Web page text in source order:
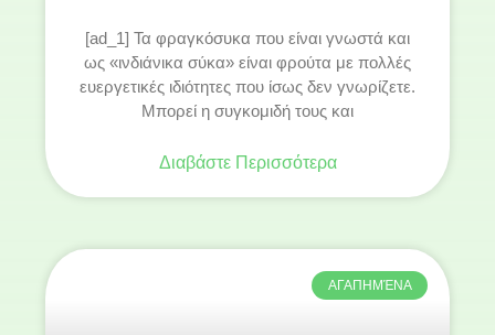
[ad_1] Τα φραγκόσυκα που είναι γνωστά και
ως «ινδιάνικα σύκα» είναι φρούτα με πολλές
ευεργετικές ιδιότητες που ίσως δεν γνωρίζετε.
Μπορεί η συγκομιδή τους και
Διαβάστε Περισσότερα
ΑΓΑΠΗΜΈΝΑ